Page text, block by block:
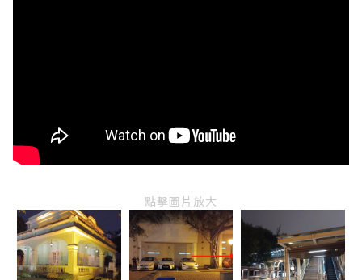
點擊圖片放大